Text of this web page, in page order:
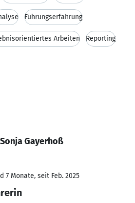
Führungserfahrung
Arbeiten Reporting
Gayerhoß
7 Monate, seit Feb. 2025